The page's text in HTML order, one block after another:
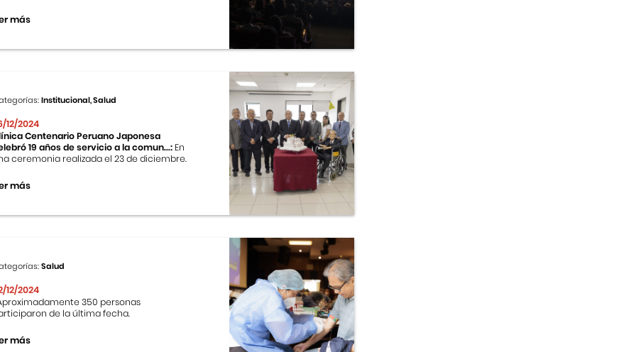
más
Institucional, Salud
12/2024
Centenario Peruano Japonesa
19 años de servicio a la comun...: En
ceremonia realizada el 23 de diciembre.
más
Salud
12/2024
350 personas
de la última fecha.
más